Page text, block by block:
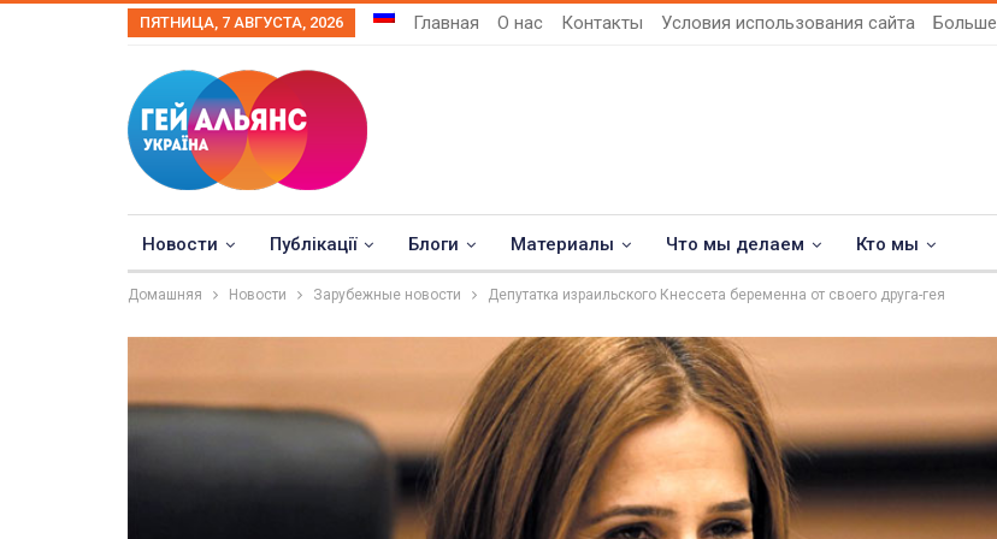
ПЯТНИЦА, 7 АВГУСТА, 2026 Главная О нас Контакты Условия использования сайта Больше
Новости Публікації Блоги Материалы Что мы делаем Кто мы
Домашняя Новости Зарубежные новости Депутатка израильского Кнессета беременна от своего друга-гея